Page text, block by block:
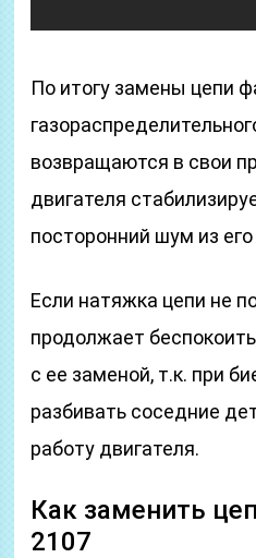
По итогу замены цепи
возвращаются в свои
двигателя
посторонний шум из
Если натяжка цепи не
продолжает
с ее заменой, т.к. при
разбивать соседние
работу двигателя.
Как заменить
2107